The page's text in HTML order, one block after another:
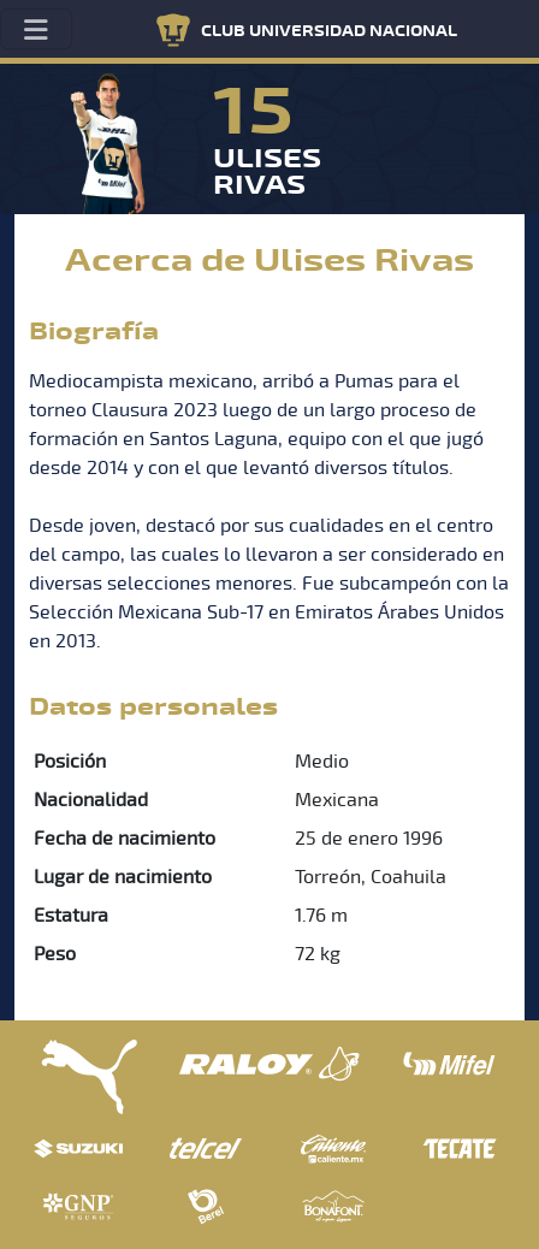
CLUB UNIVERSIDAD NACIONAL
15
ULISES
RIVAS
Acerca de Ulises Rivas
Biografía
Mediocampista mexicano, arribó a Pumas para el
torneo Clausura 2023 luego de un largo proceso de
formación en Santos Laguna, equipo con el que jugó
desde 2014 y con el que levantó diversos títulos.
Desde joven, destacó por sus cualidades en el centro
del campo, las cuales lo llevaron a ser considerado en
diversas selecciones menores. Fue subcampeón con la
Selección Mexicana Sub-17 en Emiratos Árabes Unidos
en 2013.
Datos personales
Posición
Medio
Nacionalidad
Mexicana
Fecha de nacimiento
25 de enero 1996
Lugar de nacimiento
Torreón, Coahuila
Estatura
1.76 m
Peso
72 kg